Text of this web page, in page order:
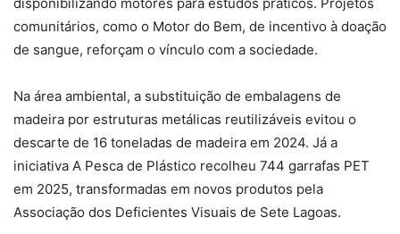
comunitários, como o Motor do Bem, de incentivo à doação
de sangue, reforçam o vínculo com a sociedade.
Na área ambiental, a substituição de embalagens de
madeira por estruturas metálicas reutilizáveis evitou o
descarte de 16 toneladas de madeira em 2024. Já a
iniciativa A Pesca de Plástico recolheu 744 garrafas PET
em 2025, transformadas em novos produtos pela
Associação dos Deficientes Visuais de Sete Lagoas.